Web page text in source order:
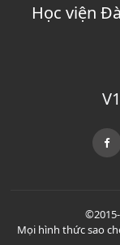
Học viện
Mọi hình thức sao